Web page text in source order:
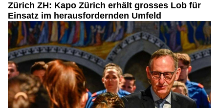
Zürich ZH: Kapo Zürich erhält grosses Lob für
Einsatz im herausfordernden Umfeld